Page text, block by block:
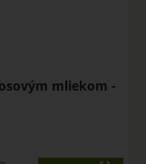
mliekom -